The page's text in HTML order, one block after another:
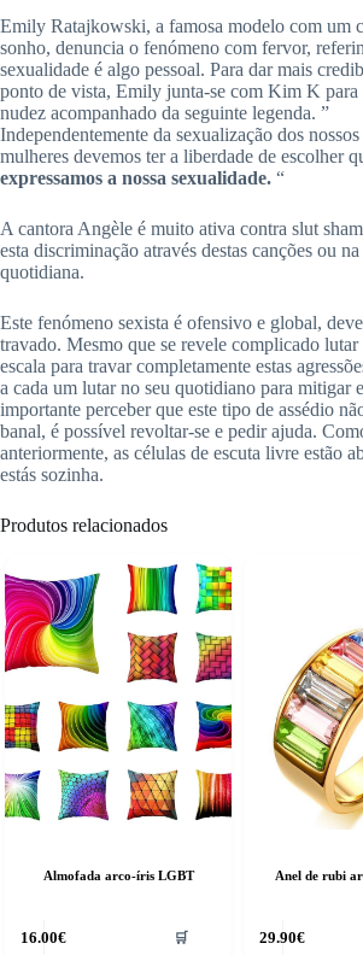
Emily Ratajkowski, a famosa modelo com um
sonho, denuncia o fenómeno com fervor,
sexualidade é algo pessoal. Para dar mais
ponto de vista, Emily junta-se com Kim K para
nudez acompanhado da seguinte legenda. ”
Independentemente da sexualização dos
mulheres devemos ter a liberdade de escolher
expressamos a nossa sexualidade. “
A cantora Angèle é muito ativa contra slut
esta discriminação através destas canções ou
quotidiana.
Este fenómeno sexista é ofensivo e global,
travado. Mesmo que se revele complicado lutar
escala para travar completamente estas
a cada um lutar no seu quotidiano para mitigar
importante perceber que este tipo de assédio
banal, é possível revoltar-se e pedir ajuda.
anteriormente, as células de escuta livre estão
estás sozinha.
Produtos relacionados
Almofada arco-íris LGBT
16.00€ 🛒
Anel de rubi
29.90€